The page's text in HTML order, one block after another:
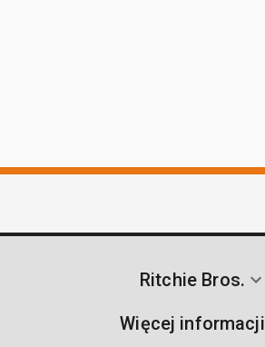
Ritchie Bros.
Więcej informacji